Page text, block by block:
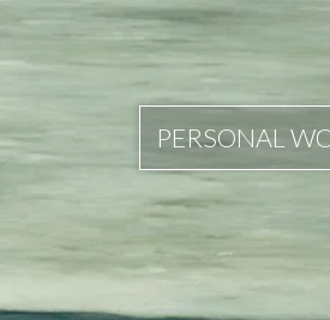
PERSONAL